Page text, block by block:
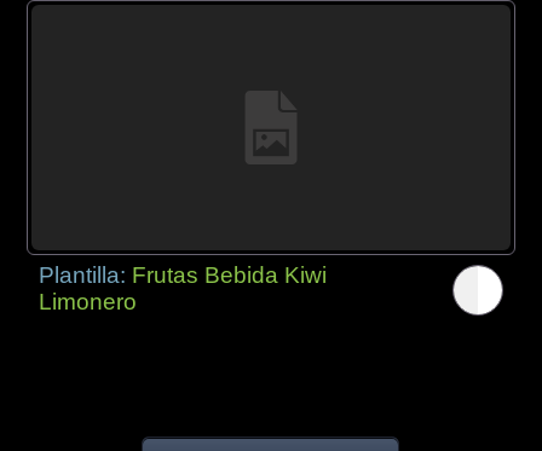
Plantilla: Frutas Bebida Kiwi
Limonero